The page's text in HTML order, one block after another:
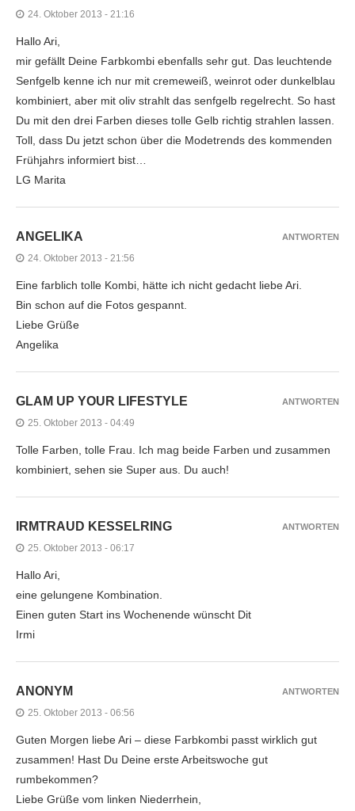
24. Oktober 2013 - 21:16
Hallo Ari,
mir gefällt Deine Farbkombi ebenfalls sehr gut. Das leuchtende
Senfgelb kenne ich nur mit cremeweiß, weinrot oder dunkelblau
kombiniert, aber mit oliv strahlt das senfgelb regelrecht. So hast
Du mit den drei Farben dieses tolle Gelb richtig strahlen lassen.
Toll, dass Du jetzt schon über die Modetrends des kommenden
Frühjahrs informiert bist…
LG Marita
ANGELIKA
24. Oktober 2013 - 21:56
Eine farblich tolle Kombi, hätte ich nicht gedacht liebe Ari.
Bin schon auf die Fotos gespannt.
Liebe Grüße
Angelika
ANTWORTEN
GLAM UP YOUR LIFESTYLE
25. Oktober 2013 - 04:49
Tolle Farben, tolle Frau. Ich mag beide Farben und zusammen
kombiniert, sehen sie Super aus. Du auch!
ANTWORTEN
IRMTRAUD KESSELRING
25. Oktober 2013 - 06:17
Hallo Ari,
eine gelungene Kombination.
Einen guten Start ins Wochenende wünscht Dit
Irmi
ANTWORTEN
ANONYM
25. Oktober 2013 - 06:56
Guten Morgen liebe Ari – diese Farbkombi passt wirklich gut
zusammen! Hast Du Deine erste Arbeitswoche gut
rumbekommen?
Liebe Grüße vom linken Niederrhein,
ANTWORTEN